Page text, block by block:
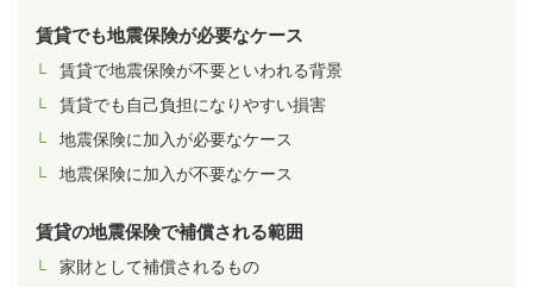
賃貸でも地震保険が必要なケース
賃貸で地震保険が不要といわれる背景
賃貸でも自己負担になりやすい損害
地震保険に加入が必要なケース
地震保険に加入が不要なケース
賃貸の地震保険で補償される範囲
家財として補償されるもの